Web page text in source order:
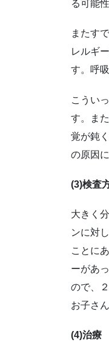
る可能
またす
レルギ
す。呼
こうい
す。ま
覚が鈍
の原因
(3)検査
大きく
ンに対
ことに
ーがあ
ので、
お子さ
(4)治療